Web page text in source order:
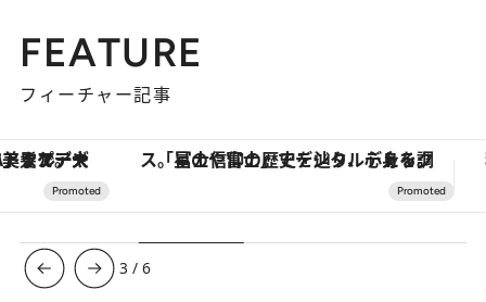
FEATURE
フィーチャー記事
「星のや富士」でデジタルデトックス。冨士信仰の歴史を辿り、心身を調える。 【夏限定ディナーコース】旬を
3 /6